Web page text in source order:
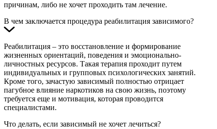
причинам, либо не хочет проходить там лечение.
В чем заключается процедура реабилитация зависимого?
Реабилитация – это восстановление и формирование
жизненных ориентаций, поведения и эмоционально-
личностных ресурсов. Такая терапия проходит путем
индивидуальных и групповых психологических занятий.
Кроме того, зачастую зависимый полностью отрицает
пагубное влияние наркотиков на свою жизнь, поэтому
требуется еще и мотивация, которая проводится
специалистами.
Что делать, если зависимый не хочет лечиться?